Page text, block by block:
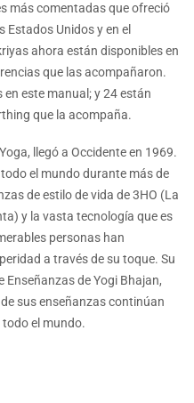
más comentadas que ofreció
Estados Unidos y en el
ahora están disponibles en
que las acompañaron.
este manual; y 24 están
que la acompaña.
llegó a Occidente en 1969.
el mundo durante más de
de estilo de vida de 3HO (La
y la vasta tecnología que es
personas han
a través de su toque. Su
Enseñanzas de Yogi Bhajan,
sus enseñanzas continúan
el mundo.
personal cantidad